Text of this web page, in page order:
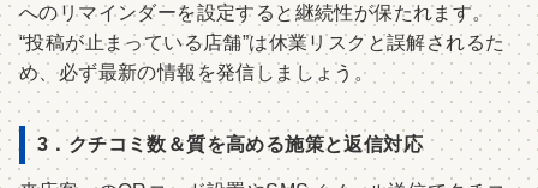
へのリマインダーを設定すると継続性が保たれます。
“投稿が止まっている店舗”は休業リスクと誤解されるた
め、必ず最新の情報を発信しましょう。
3．クチコミ数＆質を高める施策と返信対応